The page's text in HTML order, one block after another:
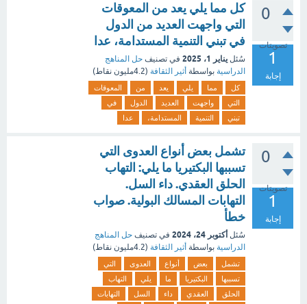
0
تصويتات
1
إجابة
كل مما يلي يعد من المعوقات
التي واجهت العديد من الدول
في تبني التنمية المستدامة، عدا
سُئل يناير 1، 2025 في تصنيف حل المناهج
الدراسية بواسطة أثير الثقافة (4.2مليون نقاط)
كل مما يلي يعد من
المعوقات
التي
واجهت العديد الدول
في
تبني
التنمية المستدامة، عدا
0
تصويتات
1
إجابة
تشمل بعض أنواع العدوى التي
تسببها البكتيريا ما يلي: التهاب
الحلق العقدي. داء السل.
التهابات المسالك البولية. صواب
خطأ
سُئل أكتوبر 24، 2024 في تصنيف حل المناهج
الدراسية بواسطة أثير الثقافة (4.2مليون نقاط)
تشمل بعض أنواع العدوى
التي
تسببها
البكتيريا ما يلي
التهاب
الحلق
العقدي داء السل
التهابات